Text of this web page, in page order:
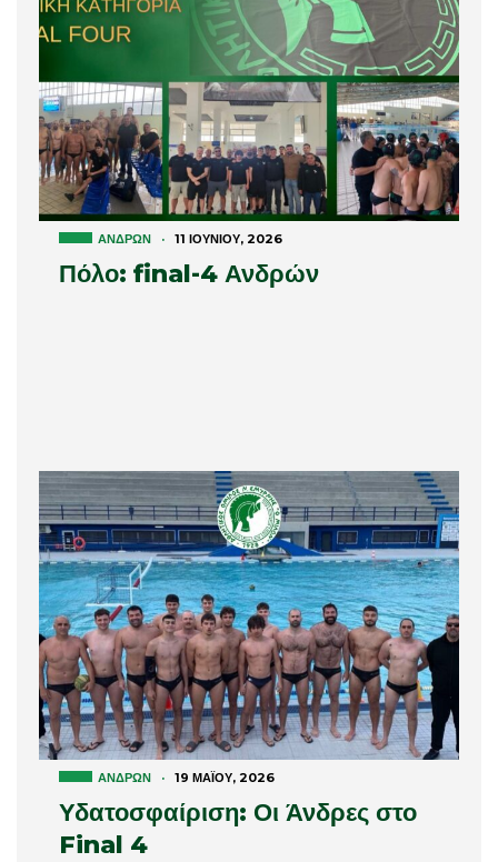
ΑΝΔΡΏΝ · 11 ΙΟΥΝΊΟΥ, 2026
Πόλο: final-4 Ανδρών
ΑΝΔΡΏΝ · 19 ΜΑΪ́ΟΥ, 2026
Υδατοσφαίριση: Οι Άνδρες στο
Final 4